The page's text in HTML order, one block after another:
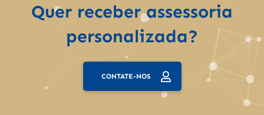
Quer receber assessoria
personalizada?
CONTATE-NOS